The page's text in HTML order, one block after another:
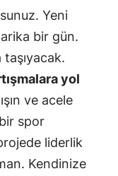
Yeni
bir gün.
yol
ve acele
spor
liderlik
Kendinize